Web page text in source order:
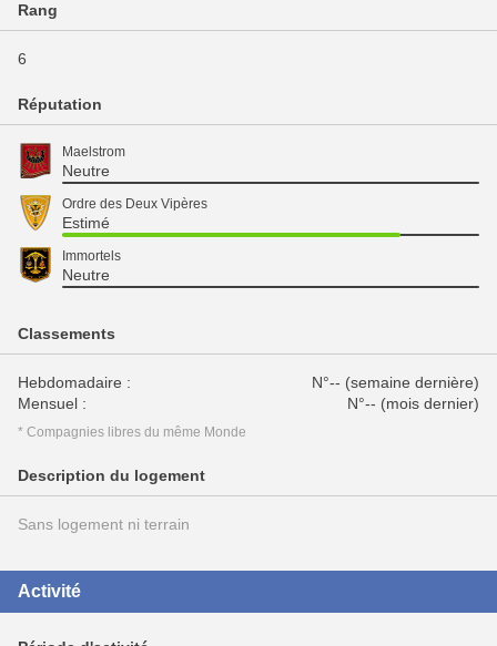
Rang
6
Réputation
Maelstrom
Neutre
Ordre des Deux Vipères
Estimé
Immortels
Neutre
Classements
Hebdomadaire :
N°-- (semaine dernière)
Mensuel :
N°-- (mois dernier)
* Compagnies libres du même Monde
Description du logement
Sans logement ni terrain
Activité